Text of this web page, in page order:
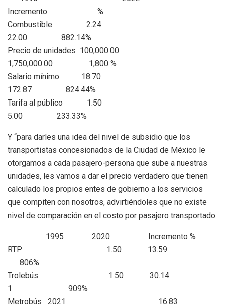
Incremento
%
Combustible 2.24
22.00 882.14%
Precio de unidades 100,000.00
1,750,000.00 1,800 %
Salario mínimo 18.70
172.87 824.44%
Tarifa al público 1.50
5.00 233.33%
Y “para darles una idea del nivel de subsidio que los
transportistas concesionados de la Ciudad de México le
otorgamos a cada pasajero-persona que sube a nuestras
unidades, les vamos a dar el precio verdadero que tienen
calculado los propios entes de gobierno a los servicios
que compiten con nosotros, advirtiéndoles que no existe
nivel de comparación en el costo por pasajero transportado.
1995 2020 Incremento %
RTP
1.50 13.59
806%
Trolebús
1.50 30.14
1 909%
Metrobús 2021
16.83